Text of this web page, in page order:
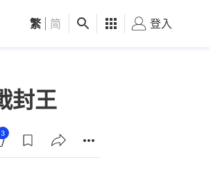
觀點 健康 好食玩飛
繁 简 登入
封王
3